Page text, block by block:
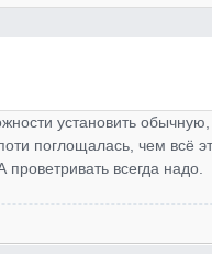
установить
поглощалась, чем всё
проветривать всегда надо.